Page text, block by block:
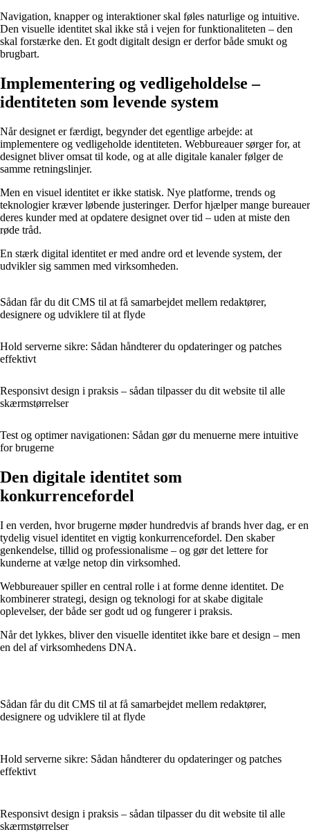
Navigation, knapper og interaktioner skal føles naturlige og intuitive.
Den visuelle identitet skal ikke stå i vejen for funktionaliteten – den
skal forstærke den. Et godt digitalt design er derfor både smukt og
brugbart.
Implementering og vedligeholdelse –
identiteten som levende system
Når designet er færdigt, begynder det egentlige arbejde: at
implementere og vedligeholde identiteten. Webbureauer sørger for, at
designet bliver omsat til kode, og at alle digitale kanaler følger de
samme retningslinjer.
Men en visuel identitet er ikke statisk. Nye platforme, trends og
teknologier kræver løbende justeringer. Derfor hjælper mange bureauer
deres kunder med at opdatere designet over tid – uden at miste den
røde tråd.
En stærk digital identitet er med andre ord et levende system, der
udvikler sig sammen med virksomheden.
Sådan får du dit CMS til at få samarbejdet mellem redaktører,
designere og udviklere til at flyde
Hold serverne sikre: Sådan håndterer du opdateringer og patches
effektivt
Responsivt design i praksis – sådan tilpasser du dit website til alle
skærmstørrelser
Test og optimer navigationen: Sådan gør du menuerne mere intuitive
for brugerne
Den digitale identitet som
konkurrencefordel
I en verden, hvor brugerne møder hundredvis af brands hver dag, er en
tydelig visuel identitet en vigtig konkurrencefordel. Den skaber
genkendelse, tillid og professionalisme – og gør det lettere for
kunderne at vælge netop din virksomhed.
Webbureauer spiller en central rolle i at forme denne identitet. De
kombinerer strategi, design og teknologi for at skabe digitale
oplevelser, der både ser godt ud og fungerer i praksis.
Når det lykkes, bliver den visuelle identitet ikke bare et design – men
en del af virksomhedens DNA.
Sådan får du dit CMS til at få samarbejdet mellem redaktører,
designere og udviklere til at flyde
Hold serverne sikre: Sådan håndterer du opdateringer og patches
effektivt
Responsivt design i praksis – sådan tilpasser du dit website til alle
skærmstørrelser